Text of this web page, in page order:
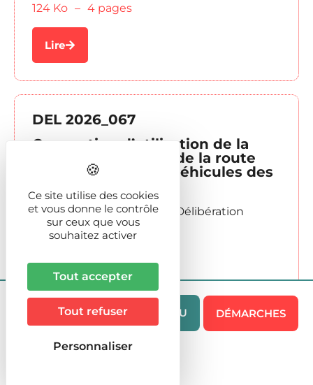
MENU DÉMARCHES
124 Ko – 4 pages
Lire
DEL 2026_067
Convention d’utilisation de la
route du Pontet et de la route
des Vignes par les véhicules des
CM_Séance_2026_06_05 Délibération
Publié le : 19/06/2026
237 Ko – 6 pages
Lire
Ce site utilise des cookies
et vous donne le contrôle
sur ceux que vous
souhaitez activer
Tout accepter
Tout refuser
Personnaliser